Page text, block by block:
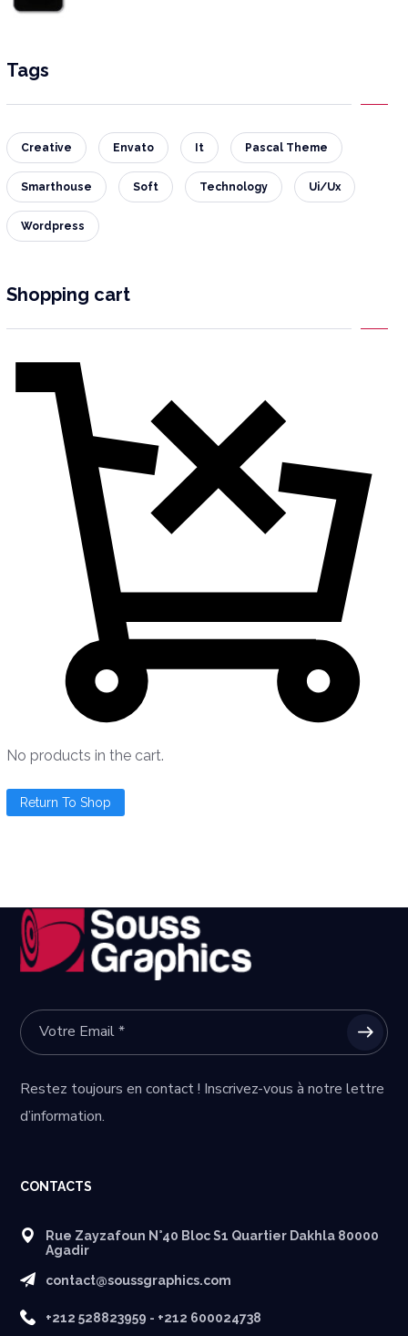
Tags
Creative Envato It Pascal Theme
Smarthouse Soft Technology Ui/Ux
Wordpress
Shopping cart
No products in the cart.
Return To Shop
Restez toujours en contact ! Inscrivez-vous à notre lettre
d’information.
CONTACTS
Rue Zayzafoun N°40 Bloc S1 Quartier Dakhla 80000
Agadir
contact@soussgraphics.com
+212 528823959 - +212 600024738